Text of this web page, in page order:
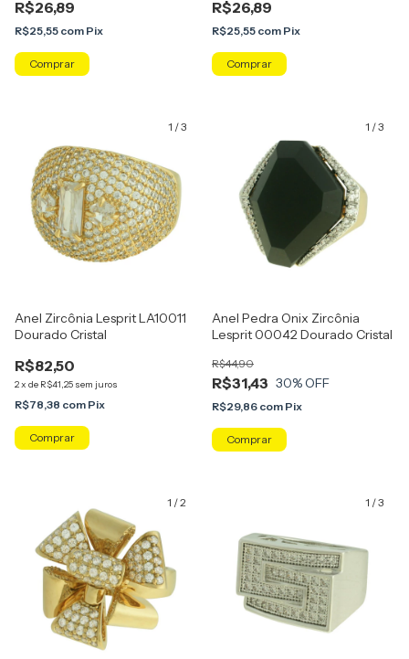
R$26,89
R$25,55 com Pix
Comprar
R$26,89
R$25,55 com Pix
Comprar
1 /3
Anel Zircônia Lesprit LA10011
Dourado Cristal
R$82,50
2x de R$41,25 sem juros
R$78,38 com Pix
Comprar
1 /3
Anel Pedra Onix Zircônia
Lesprit 00042 Dourado Cristal
R$31,43
R$44,90
30% OFF
R$29,86 com Pix
Comprar
1 /2 1 /3